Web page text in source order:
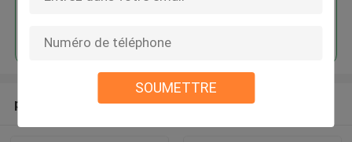
SOUMETTRE
produits recommandés